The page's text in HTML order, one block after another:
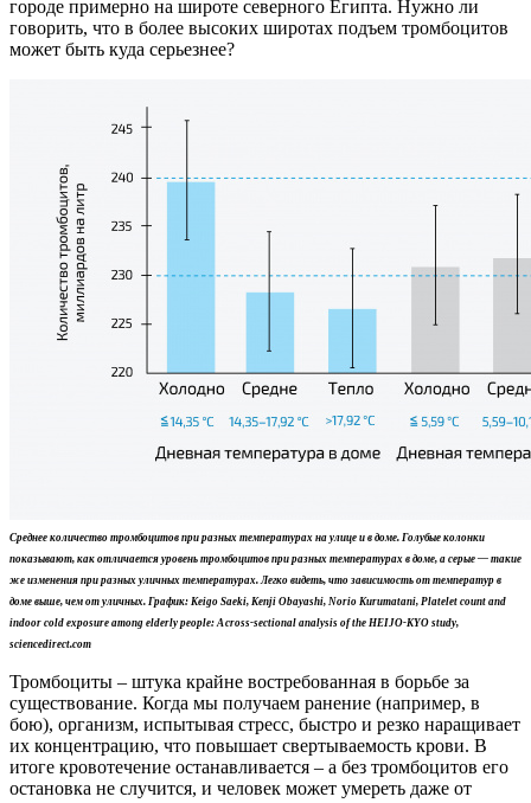
городе примерно на широте северного Египта. Нужно ли
говорить, что в более высоких широтах подъем тромбоцитов
может быть куда серьезнее?
Среднее количество тромбоцитов при разных температурах на улице и в доме. Голубые колонки
показывают, как отличается уровень тромбоцитов при разных температурах в доме, а серые — такие
же изменения при разных уличных температурах. Легко видеть, что зависимость от температур в
доме выше, чем от уличных. График: Keigo Saeki, Kenji Obayashi, Norio Kurumatani, Platelet count and
indoor cold exposure among elderly people: A cross-sectional analysis of the HEIJO-KYO study,
sciencedirect.com
Тромбоциты – штука крайне востребованная в борьбе за
существование. Когда мы получаем ранение (например, в
бою), организм, испытывая стресс, быстро и резко наращивает
их концентрацию, что повышает свертываемость крови. В
итоге кровотечение останавливается – а без тромбоцитов его
остановка не случится, и человек может умереть даже от